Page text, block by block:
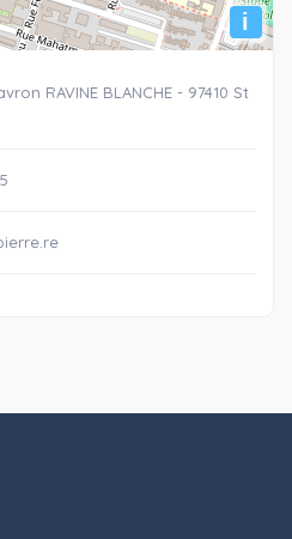
i
RAVINE BLANCHE - 97410 St